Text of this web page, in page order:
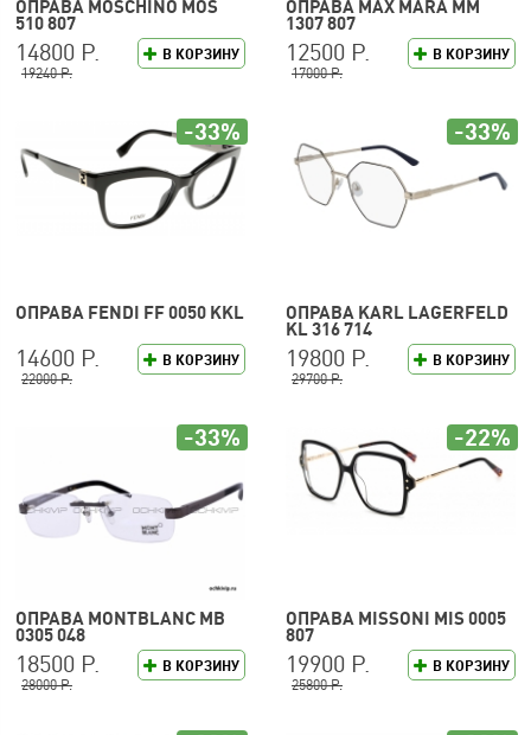
ОПРАВА MOSCHINO MOS
510 807
В КОРЗИНУ
14800 Р.
19240 Р.
ОПРАВА MAX MARA MM
1307 807
В КОРЗИНУ
12500 Р.
17000 Р.
ОПРАВА FENDI FF 0050 KKL
В КОРЗИНУ
14600 Р.
22000 Р.
-33%
ОПРАВА KARL LAGERFELD
KL 316 714
В КОРЗИНУ
19800 Р.
29700 Р.
-33%
ОПРАВА MONTBLANC MB
0305 048
В КОРЗИНУ
18500 Р.
28000 Р.
-33%
ОПРАВА MISSONI MIS 0005
807
В КОРЗИНУ
19900 Р.
25800 Р.
-22%